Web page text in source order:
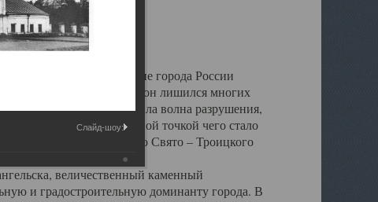
чем другие губернские города России
в результате которых он лишился многих
Архангельску ударила волна разрушения,
20 –х годов. Отправной точкой чего стало
- ансамбля кафедрального Свято – Троицкого
величественный каменный
и градостроительную доминанту города. В
Слайд-шоу: